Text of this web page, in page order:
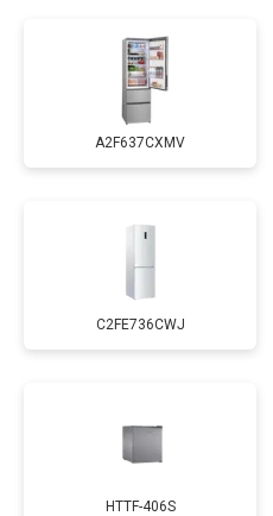
A2F637CXMV
C2FE736CWJ
HTTF-406S